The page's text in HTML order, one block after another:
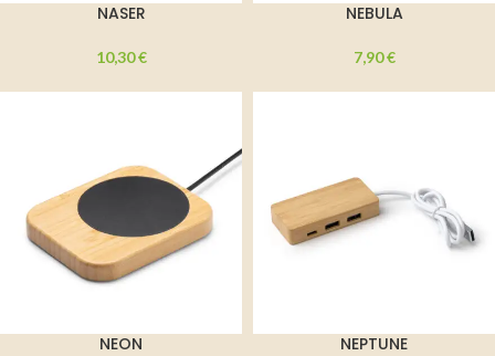
NASER
10,30€
NEBULA
7,90€
NEON NEPTUNE